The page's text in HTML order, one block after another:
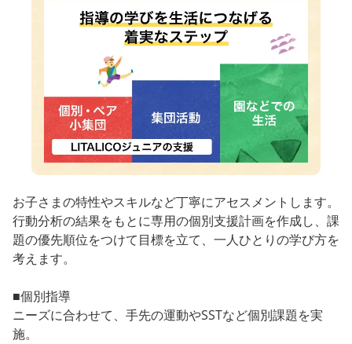
お子さまの特性やスキルなど丁寧にアセスメントします。
行動分析の結果をもとに専用の個別支援計画を作成し、課
題の優先順位をつけて目標を立て、一人ひとりの学び方を
考えます。
■個別指導
ニーズに合わせて、手先の運動やSSTなど個別課題を実
施。